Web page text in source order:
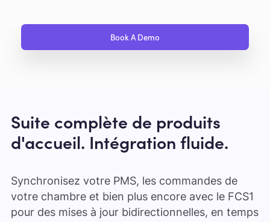
Book A Demo
Suite complète de produits
d'accueil. Intégration fluide.
Synchronisez votre PMS, les commandes de
votre chambre et bien plus encore avec le FCS1
pour des mises à jour bidirectionnelles, en temps